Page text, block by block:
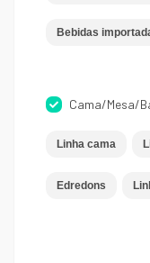
Bebidas
Cama/Mesa/
Linha cama
Edredons